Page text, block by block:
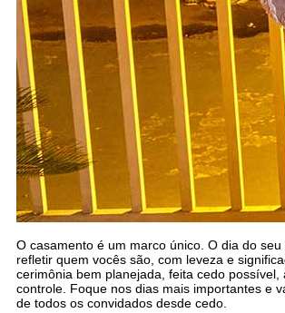
O casamento é um marco único. O dia do
refletir quem vocês são, com leveza e
cerimônia bem planejada, feita cedo possível,
controle. Foque nos dias mais importantes e
de todos os convidados desde cedo.